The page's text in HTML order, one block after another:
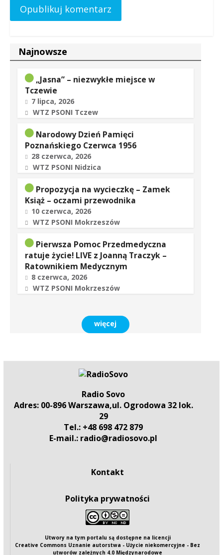
Najnowsze
„Jasna” – niezwykłe miejsce w
Tczewie
7 lipca, 2026
WTZ PSONI Tczew
Narodowy Dzień Pamięci
Poznańskiego Czerwca 1956
28 czerwca, 2026
WTZ PSONI Nidzica
Propozycja na wycieczkę – Zamek
Książ – oczami przewodnika
10 czerwca, 2026
WTZ PSONI Mokrzeszów
Pierwsza Pomoc Przedmedyczna
ratuje życie! LIVE z Joanną Traczyk –
Ratownikiem Medycznym
8 czerwca, 2026
WTZ PSONI Mokrzeszów
więcej
Radio Sovo
Adres: 00-896 Warszawa,ul. Ogrodowa 32 lok.
29
Tel.: +48 698 472 879
E-mail.: radio@radiosovo.pl
Kontakt
Polityka prywatności
Utwory na tym portalu są dostępne na licencji
Creative Commons Uznanie autorstwa - Użycie niekomercyjne - Bez
utworów zależnych 4.0 Międzynarodowe